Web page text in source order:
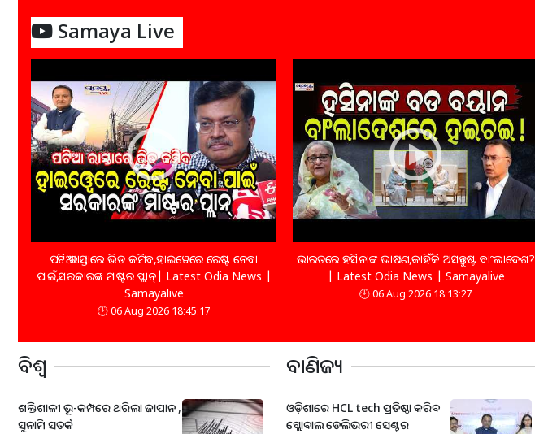
Samaya Live
ପଟିଆ ରାସ୍ତାରେ ଭିଡ କମିବ,ହାଇୱେରେ ରେଷ୍ଟ ନେବା
ପାଇଁ,ସରକାରଙ୍କ ମାଷ୍ଟର ପ୍ଲାନ୍| Latest Odia News |
Samayalive
06 Aug 2026 18:45:17
ଭାରତରେ ହସିନାଙ୍କ ଭାଷଣ,କାହିଁକି ଅସନ୍ତୁଷ୍ଟ ବାଂଲାଦେଶ?
| Latest Odia News | Samayalive
06 Aug 2026 18:13:27
ବିଶ୍ବ
ଶକ୍ତିଶାଳୀ ଭୂ-କମ୍ପରେ ଥରିଲା ଜାପାନ ,
ସୁନାମି ସତର୍କ
ବାଣିଜ୍ୟ
ଓଡ଼ିଶାରେ HCL tech ପ୍ରତିଷ୍ଠା କରିବ
ଗ୍ଲୋବାଲ ଡେଲିଭରୀ ସେଣ୍ଟର